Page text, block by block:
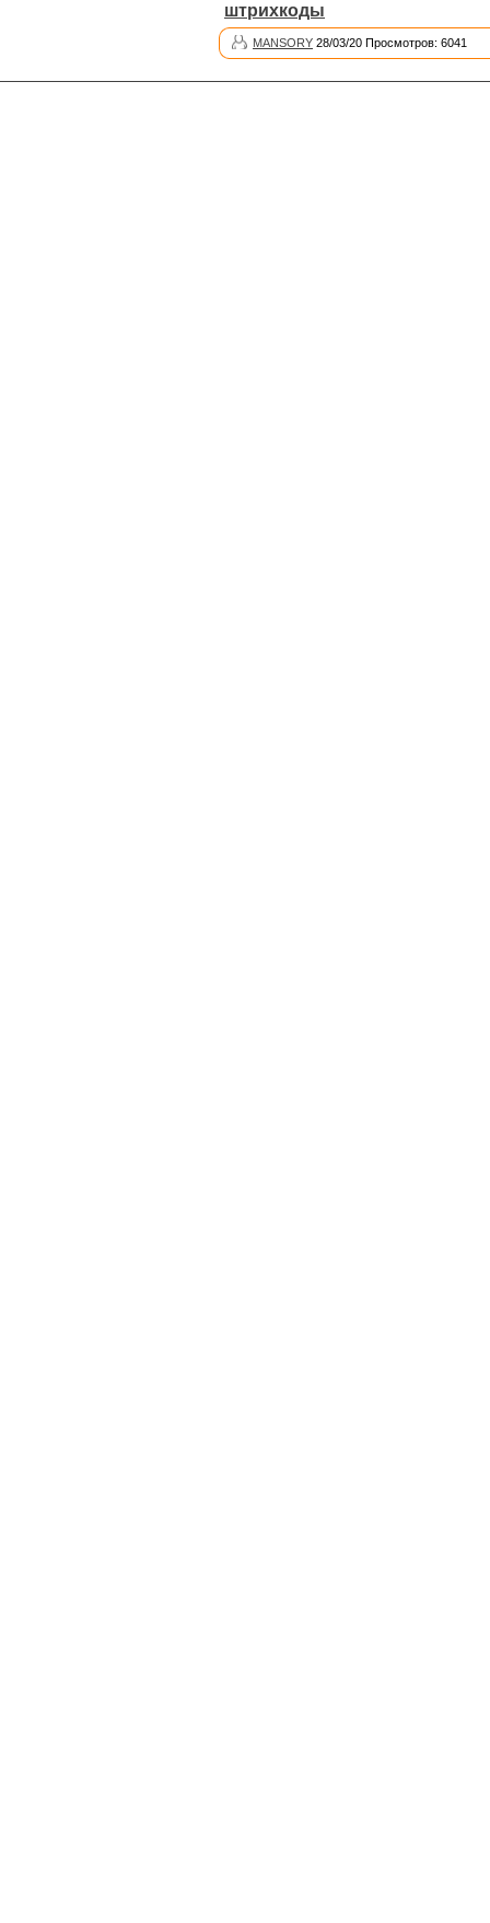
штрихкоды
MANSORY 28/03/20 Просмотров: 6041